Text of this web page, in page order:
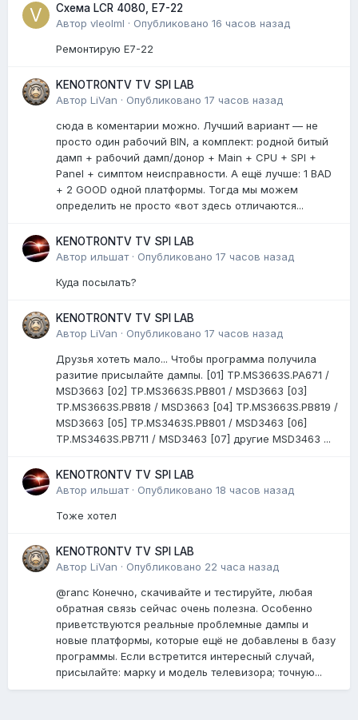
Схема LCR 4080, E7-22
Автор vleolml · Опубликовано 16 часов назад
Ремонтирую E7-22
KENOTRONTV TV SPI LAB
Автор LiVan · Опубликовано 17 часов назад
сюда в коментарии можно. Лучший вариант — не
просто один рабочий BIN, а комплект: родной битый
дамп + рабочий дамп/донор + Main + CPU + SPI +
Panel + симптом неисправности. А ещё лучше: 1 BAD
+ 2 GOOD одной платформы. Тогда мы можем
определить не просто «вот здесь отличаются...
KENOTRONTV TV SPI LAB
Автор ильшат· Опубликовано 17 часов назад
Куда посылать?
KENOTRONTV TV SPI LAB
Автор LiVan · Опубликовано 17 часов назад
Друзья хотеть мало... Чтобы программа получила
разитие присылайте дампы. [01] TP.MS3663S.PA671 /
MSD3663 [02] TP.MS3663S.PB801 / MSD3663 [03]
TP.MS3663S.PB818 / MSD3663 [04] TP.MS3663S.PB819 /
MSD3663 [05] TP.MS3463S.PB801 / MSD3463 [06]
TP.MS3463S.PB711 / MSD3463 [07] другие MSD3463 ...
KENOTRONTV TV SPI LAB
Автор ильшат· Опубликовано 18 часов назад
Тоже хотел
KENOTRONTV TV SPI LAB
Автор LiVan · Опубликовано 22 часа назад
@ranc Конечно, скачивайте и тестируйте, любая
обратная связь сейчас очень полезна. Особенно
приветствуются реальные проблемные дампы и
новые платформы, которые ещё не добавлены в базу
программы. Если встретится интересный случай,
присылайте: марку и модель телевизора; точную...